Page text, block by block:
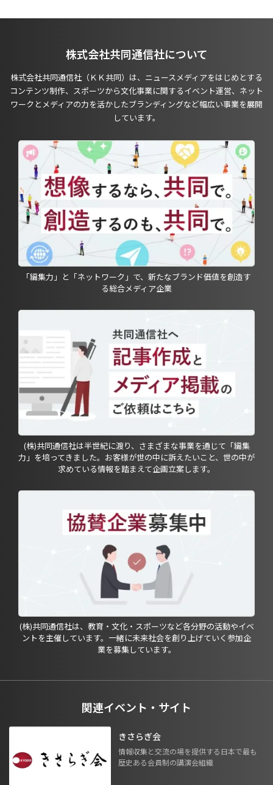
株式会社共同通信社について
株式会社共同通信社（ＫＫ共同）は、ニュースメディアをはじめとする
コンテンツ制作、スポーツから文化事業に関するイベント運営、ネット
ワークとメディアの力を活かしたブランディングなど幅広い事業を展開
しています。
「編集力」と「ネットワーク」で、新たなブランド価値を創造す
る総合メディア企業
(株)共同通信社は半世紀に渡り、さまざまな事業を通じて「編集
力」を培ってきました。お客様が世の中に訴えたいこと、世の中が
求めている情報を踏まえて企画立案します。
(株)共同通信社は、教育・文化・スポーツなど各分野の活動やイベ
ントを主催しています。一緒に未来社会を創り上げていく参加企
業を募集しています。
関連イベント・サイト
きさらぎ会
情報収集と交流の場を提供する日本で最も
歴史ある会員制の講演会組織